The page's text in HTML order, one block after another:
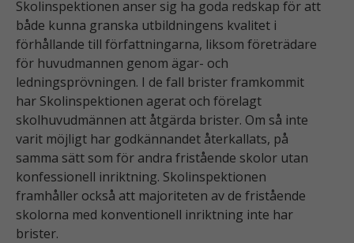
Skolinspektionen anser sig ha goda redskap för att
både kunna granska utbildningens kvalitet i
förhållande till författningarna, liksom företrädare
för huvudmannen genom ägar- och
ledningsprövningen. I de fall brister framkommit
har Skolinspektionen agerat och förelagt
skolhuvudmännen att åtgärda brister. Om så inte
varit möjligt har godkännandet återkallats, på
samma sätt som för andra fristående skolor utan
konfessionell inriktning. Skolinspektionen
framhåller också att majoriteten av de fristående
skolorna med konventionell inriktning inte har
brister.